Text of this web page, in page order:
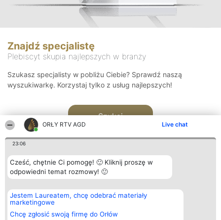
ORŁY RTV AGD Live chat
23:06
Cześć, chętnie Ci pomogę! 🙂 Kliknij proszę w
odpowiedni temat rozmowy! 🙂
Jestem Laureatem, chcę odebrać materiały
marketingowe
Chcę zgłosić swoją firmę do Orłów
Znajdź specjalistę
Plebiscyt skupia najlepszych w branży
Szukasz specjalisty w pobliżu Ciebie? Sprawdź naszą
wyszukiwarkę. Korzystaj tylko z usług najlepszych!
Szukaj
Organizator plebiscytu
Bright Side Solutions sp. z o.
o. sp. k.
ul. Ruska 22
Wrocław 50-079
Plebiscyt
Laureaci
wszystkich
Laureatów
Kontakt
Kontakt